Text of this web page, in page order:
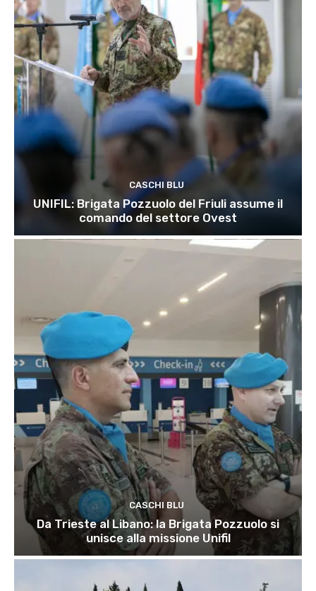
CASCHI BLU
UNIFIL: Brigata Pozzuolo del Friuli assume il
comando del settore Ovest
CASCHI BLU
Da Trieste al Libano: la Brigata Pozzuolo si
unisce alla missione Unifil